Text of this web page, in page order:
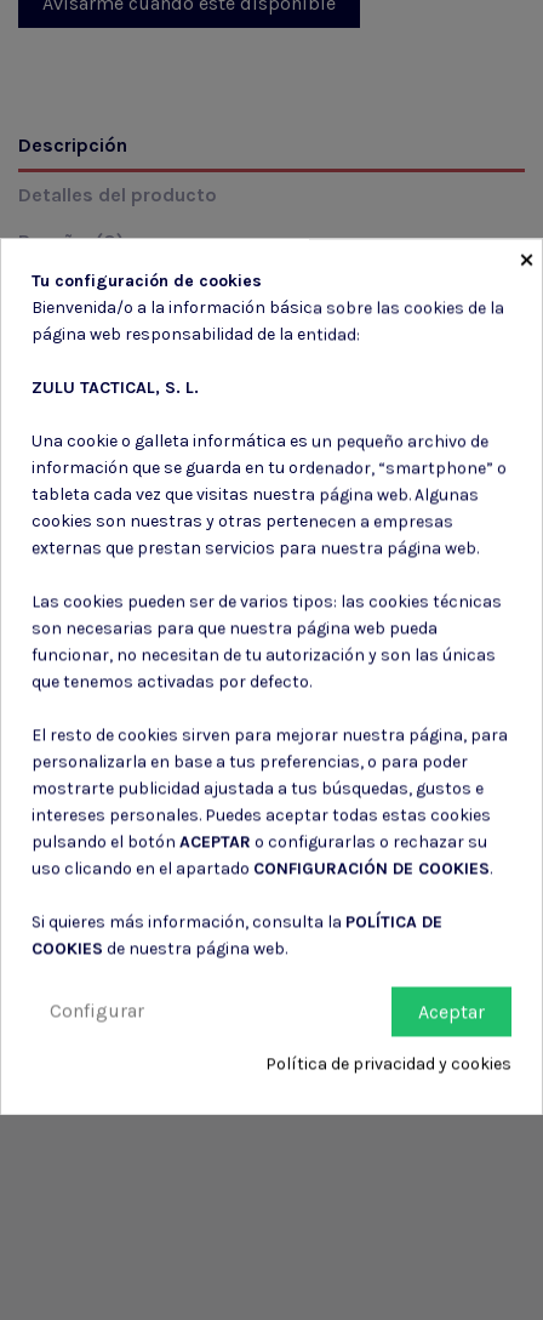
Descripción
Detalles del producto
Reseñas(0)
SE ADAPTA A LA MAYORIA DE CARGADORES DE FUSILES,
RETENCIÓN ELASTICA Y MOLLE COMPATIBLE.
Suscríbete a nuestro boletín
Puede darse de baja en cualquier momento. Para ello, consulte nuestra
información de contacto en el aviso legal.
Consiento el uso de mis datos para los fines indicados en la
Consiento el uso de mis datos personales para recibir publicidad
de su entidad.
×
Tu configuración de cookies
Bienvenida/o a la información básica sobre las cookies de la
página web responsabilidad de la entidad:
ZULU TACTICAL, S. L.
Una cookie o galleta informática es un pequeño archivo de
información que se guarda en tu ordenador, “smartphone” o
tableta cada vez que visitas nuestra página web. Algunas
cookies son nuestras y otras pertenecen a empresas
externas que prestan servicios para nuestra página web.
Las cookies pueden ser de varios tipos: las cookies técnicas
son necesarias para que nuestra página web pueda
funcionar, no necesitan de tu autorización y son las únicas
que tenemos activadas por defecto.
El resto de cookies sirven para mejorar nuestra página, para
personalizarla en base a tus preferencias, o para poder
mostrarte publicidad ajustada a tus búsquedas, gustos e
intereses personales. Puedes aceptar todas estas cookies
pulsando el botón ACEPTAR o configurarlas o rechazar su
uso clicando en el apartado CONFIGURACIÓN DE COOKIES.
Si quieres más información, consulta la POLÍTICA DE
COOKIES de nuestra página web.
Aceptar
Configurar
Política de privacidad y cookies